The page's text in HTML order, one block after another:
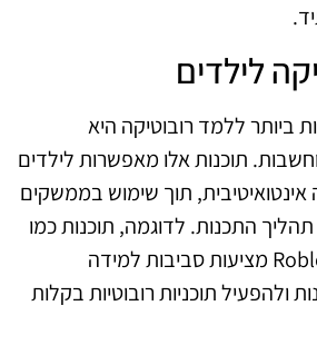
לילדים
ביותר ללמד רובוטיקה היא
תוכנות אלו מאפשרות לילדים
אינטואיטיבית, תוך שימוש בממשקים
התכנות. לדוגמה, תוכנות כמו
Blockly ו-Roblox Studio מציעות סביבות למידה
ולהפעיל תוכניות רובוטיות בקלות